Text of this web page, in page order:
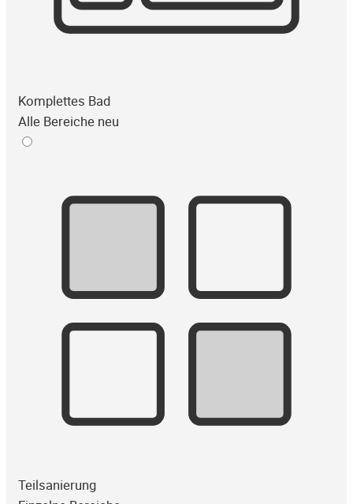
Komplettes Bad
Alle Bereiche neu
Teilsanierung